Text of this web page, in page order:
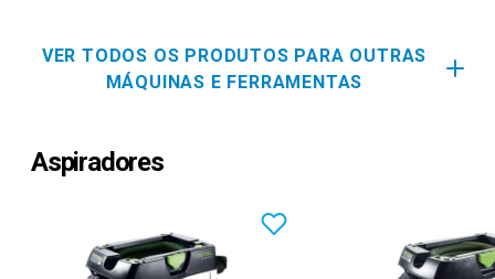
VER TODOS OS PRODUTOS PARA OUTRAS
MÁQUINAS E FERRAMENTAS
Aspiradores